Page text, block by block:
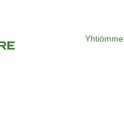
Yhtiömme